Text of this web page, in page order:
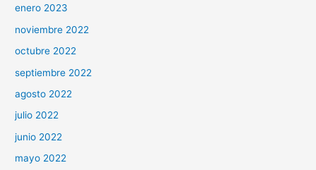
enero 2023
noviembre 2022
octubre 2022
septiembre 2022
agosto 2022
julio 2022
junio 2022
mayo 2022